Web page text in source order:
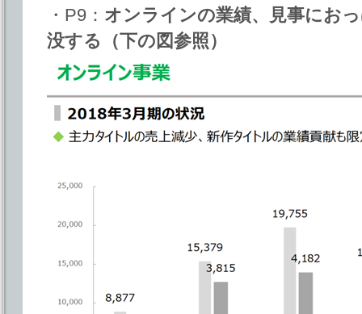
・P9： オンラインの業績、見事にお
没する（下の図参照）